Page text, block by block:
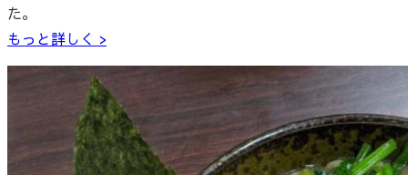
た。
もっと詳しく >